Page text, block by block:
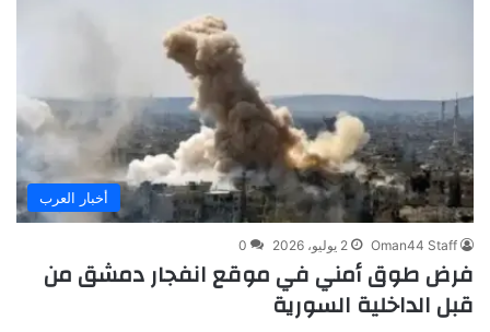
أخبار العرب
Oman44 Staff 2 يوليو، 2026 0
فرض طوق أمني في موقع انفجار دمشق من
قبل الداخلية السورية